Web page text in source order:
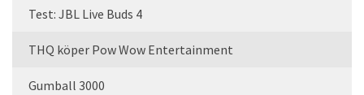
Test: JBL Live Buds 4
THQ köper Pow Wow Entertainment
Gumball 3000